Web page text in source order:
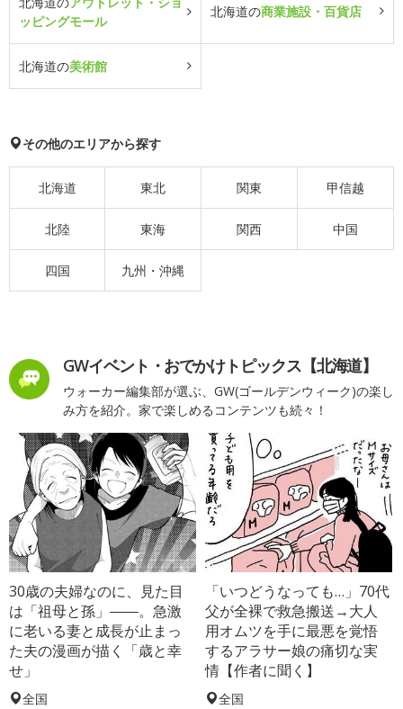
ッピングモール
北海道の商業施設・百貨店
北海道の美術館
その他のエリアから探す
北海道 東北 関東 甲信越
北陸 東海 関西 中国
四国 九州・沖縄
GWイベント・おでかけトピックス【北海道】
ウォーカー編集部が選ぶ、GW(ゴールデンウィーク)の楽し
み方を紹介。家で楽しめるコンテンツも続々！
30歳の夫婦なのに、見た目
は「祖母と孫」――。急激
に老いる妻と成長が止まっ
た夫の漫画が描く「歳と幸
せ」
全国
「いつどうなっても…」70代
父が全裸で救急搬送→大人
用オムツを手に最悪を覚悟
するアラサー娘の痛切な実
情【作者に聞く】
全国